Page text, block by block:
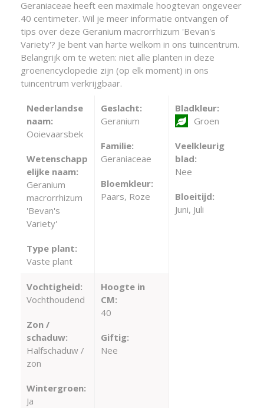
Geraniaceae heeft een maximale hoogtevan ongeveer
40 centimeter. Wil je meer informatie ontvangen of
tips over deze Geranium macrorrhizum 'Bevan's
Variety'? Je bent van harte welkom in ons tuincentrum.
Belangrijk om te weten: niet alle planten in deze
groenencyclopedie zijn (op elk moment) in ons
tuincentrum verkrijgbaar.
Nederlandse
naam:
Ooievaarsbek
Wetenschapp
elijke naam:
Geranium
macrorrhizum
'Bevan's
Variety'
Type plant:
Vaste plant
Geslacht:
Geranium
Familie:
Geraniaceae
Bloemkleur:
Paars, Roze
Bladkleur:
Groen
Veelkleurig
blad:
Nee
Bloeitijd:
Juni, Juli
Vochtigheid:
Vochthoudend
Zon /
schaduw:
Halfschaduw /
zon
Wintergroen:
Ja
Hoogte in
CM:
40
Giftig:
Nee